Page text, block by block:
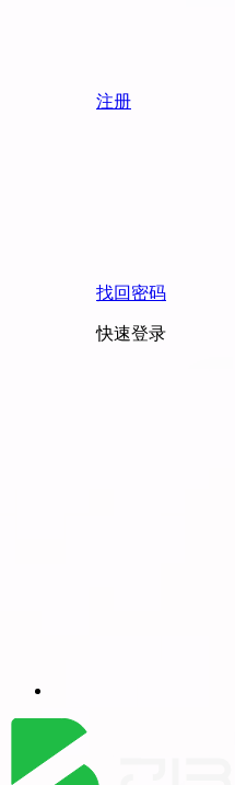
注册
找回密码
快速登录